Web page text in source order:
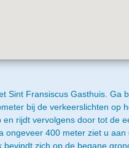
Sint Fransiscus Gasthuis. Ga
bij de verkeerslichten op
rijdt vervolgens door tot de
ongeveer 400 meter ziet u
zich op de begane